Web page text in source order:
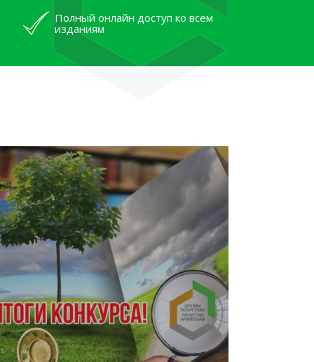
Полный онлайн доступ ко всем
изданиям
рассказали об архивных